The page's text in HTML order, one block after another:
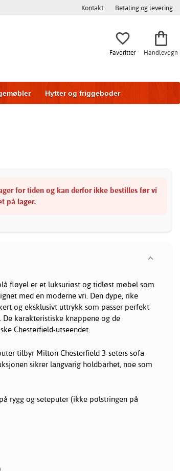
Kontakt Betaling og levering
Favoritter Handlevogn
Hytter og friggeboder
for tiden og kan derfor ikke bestilles før vi
på lager.
fløyel er et luksuriøst og tidløst møbel som
med en moderne vri. Den dype, rike
og eksklusivt uttrykk som passer perfekt
karakteristiske knappene og de
Chesterfield-utseendet.
tilbyr Milton Chesterfield 3-seters sofa
sikrer langvarig holdbarhet, noe som
rygg og seteputer (ikke polstringen på